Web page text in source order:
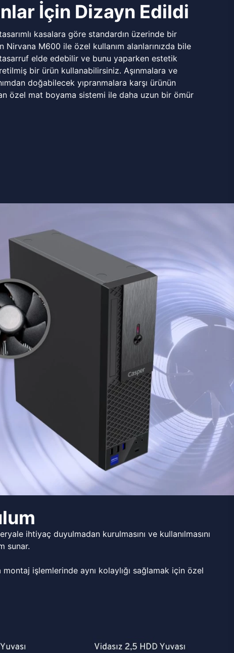
İçin Dizayn Edildi
kasalara göre standardın üzerinde bir
Nirvana M600 ile özel kullanım alanlarınızda bile
elde edebilir ve bunu yaparken estetik
bir ürün kullanabilirsiniz. Aşınmalara ve
doğabilecek yıpranmalara karşı ürünün
özel mat boyama sistemi ile daha uzun bir ömür
ihtiyaç duyulmadan kurulmasını ve kullanılmasını
sunar.
işlemlerinde aynı kolaylığı sağlamak için özel